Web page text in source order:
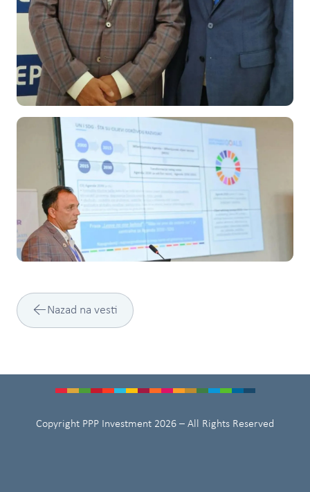
←Nazad na vesti
Copyright PPP Investment 2026 – All Rights Reserved